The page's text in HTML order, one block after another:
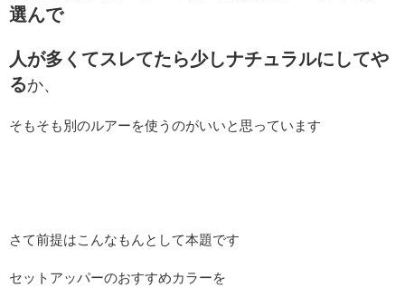
選んで
人が多くてスレてたら少しナチュラルにしてや
るか、
そもそも別のルアーを使うのがいいと思っています
さて前提はこんなもんとして本題です
セットアッパーのおすすめカラーを